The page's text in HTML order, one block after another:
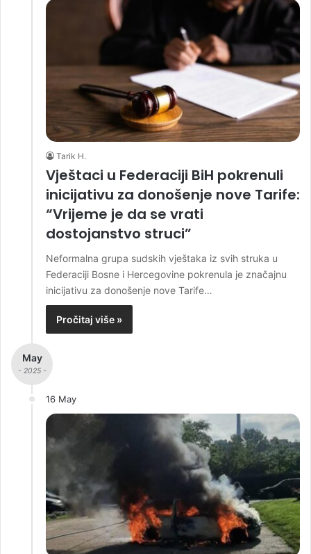
Tarik H.
Vještaci u Federaciji BiH pokrenuli
inicijativu za donošenje nove Tarife:
“Vrijeme je da se vrati
dostojanstvo struci”
Neformalna grupa sudskih vještaka iz svih struka u
Federaciji Bosne i Hercegovine pokrenula je značajnu
inicijativu za donošenje nove Tarife…
Pročitaj više »
May
- 2025 -
16 May